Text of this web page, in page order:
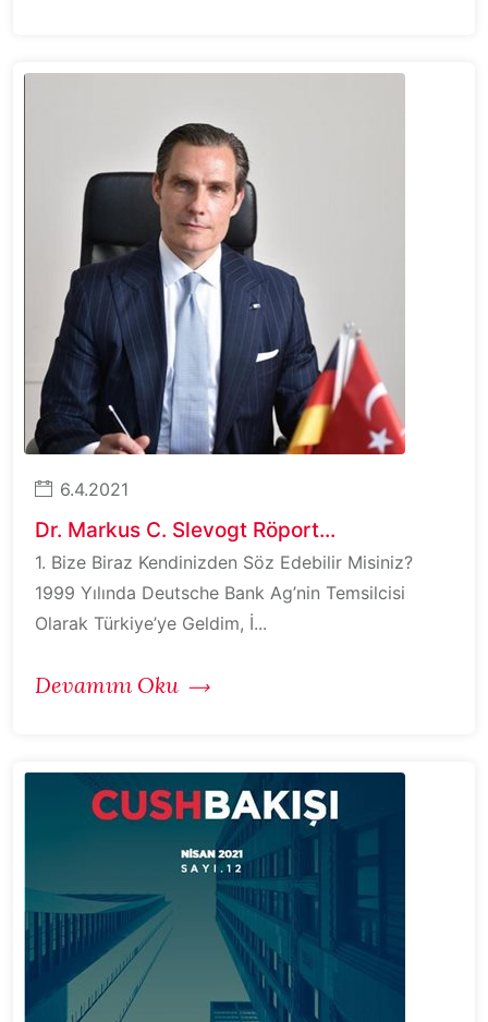
6.4.2021
Dr. Markus C. Slevogt Röport...
1. Bize Biraz Kendinizden Söz Edebilir Misiniz?
1999 Yılında Deutsche Bank Ag’nin Temsilcisi
Olarak Türkiye’ye Geldim, İ...
Devamını Oku